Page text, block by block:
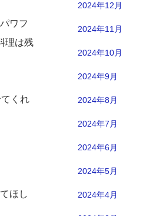
ワフ
理は残
くれ
ほし
2024年12月
2024年11月
2024年10月
2024年9月
2024年8月
2024年7月
2024年6月
2024年5月
2024年4月